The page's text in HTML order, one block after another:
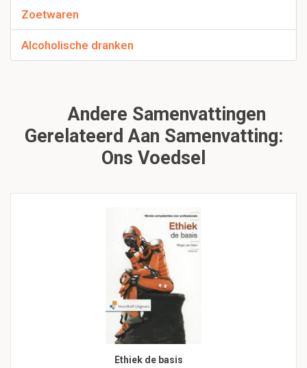
Zoetwaren
Alcoholische dranken
Andere Samenvattingen
Gerelateerd Aan Samenvatting:
Ons Voedsel
Ethiek de basis